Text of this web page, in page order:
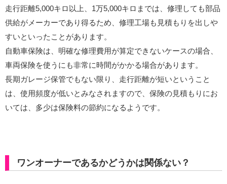
走行距離5,000キロ以上、1万5,000キロまでは、修理しても部品
供給がメーカーであり得るため、修理工場も見積もりを出しや
すいといったことがあります。
自動車保険は、明確な修理費用が算定できないケースの場合、
車両保険を使うにも非常に時間がかかる場合があります。
長期ガレージ保管でもない限り、走行距離が短いということ
は、使用頻度が低いとみなされますので、保険の見積もりにお
いては、多少は保険料の節約になるようです。
ワンオーナーであるかどうかは関係ない？